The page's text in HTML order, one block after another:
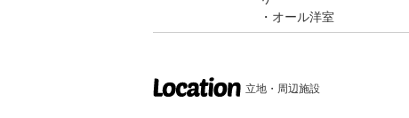
オール洋室
立地・周辺施設